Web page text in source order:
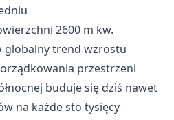
2600 m kw.
globalny trend wzrostu
przestrzeni
buduje się dziś nawet
na każde sto tysięcy